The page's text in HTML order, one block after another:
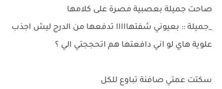
صاحت جميلة بعصبية مصرة على كلامها
_جميلة :: بعيوني شفتهااااا تدفعها من الدرج ليش اجذب
علوية هاي لو اني دافعتها هم اتحججتي الي ؟
سكتت عمتي صافنة تباوع للكل